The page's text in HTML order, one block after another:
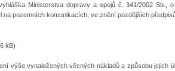
Ministerstva dopravy a spojů č. 341/2002 Sb.,
na pozemních komunikacích, ve znění pozdějších
kB)
výše vynaložených věcných nákladů a způsobu jejich